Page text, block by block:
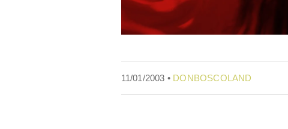
11/01/2003 • DONBOSCOLAND